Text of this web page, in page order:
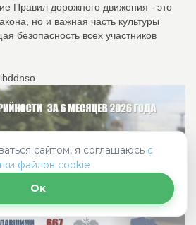
Правил дорожного движения - это
но и важная часть культуры
безопасность всех участников
сайтом, я соглашаюсь с
файлов cookie
Ок